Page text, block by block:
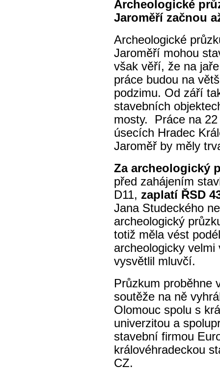
Archeologické
Jaroměří začnou
Archeologické
Jaroměří mohou
však věří, že na
práce budou na
podzimu. Od září
stavebních
mosty. Práce na
úsecích Hradec
Jaroměř by měly
Za archeologický
před zahájením
D11, zaplatí ŘSD
Jana Studeckého
archeologický
totiž měla vést
archeologicky
vysvětlil mluvčí.
Průzkum proběhne
soutěže na ně
Olomouc spolu s
univerzitou a
stavební firmou
královéhradeckou
CZ.